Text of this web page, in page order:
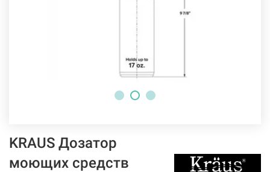
KRAUS Дозатор
моющих средств